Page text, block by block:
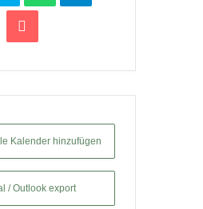
Kalender hinzufügen
/ Outlook export